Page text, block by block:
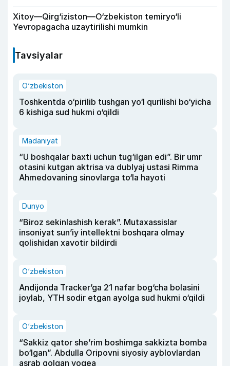
Xitoy—Qirg‘iziston—O‘zbekiston temiryo‘li
Yevropagacha uzaytirilishi mumkin
Tavsiyalar
O‘zbekiston
Toshkentda o‘pirilib tushgan yo‘l qurilishi bo‘yicha
6 kishiga sud hukmi o‘qildi
Madaniyat
“U boshqalar baxti uchun tug‘ilgan edi”. Bir umr
otasini kutgan aktrisa va dublyaj ustasi Rimma
Ahmedovaning sinovlarga to‘la hayoti
Dunyo
“Biroz sekinlashish kerak”. Mutaxassislar
insoniyat sun’iy intellektni boshqara olmay
qolishidan xavotir bildirdi
O‘zbekiston
Andijonda Tracker’ga 21 nafar bog‘cha bolasini
joylab, YTH sodir etgan ayolga sud hukmi o‘qildi
O‘zbekiston
“Sakkiz qator she’rim boshimga sakkizta bomba
bo‘lgan”. Abdulla Oripovni siyosiy ayblovlardan
asrab qolgan voqea